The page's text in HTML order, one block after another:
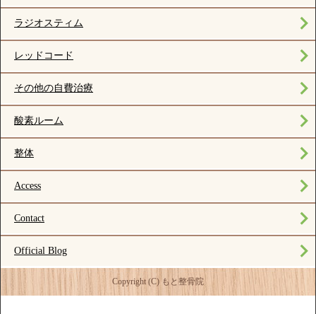
ラジオスティム
レッドコード
その他の自費治療
酸素ルーム
整体
Access
Contact
Official Blog
Copyright (C) もと整骨院